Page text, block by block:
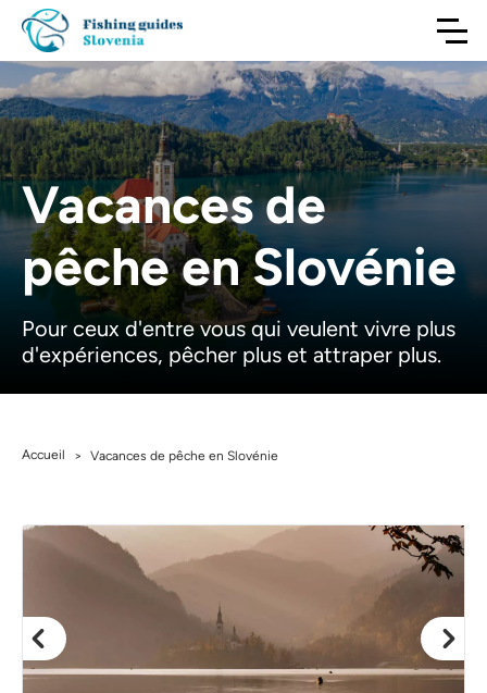
Vacances de
pêche en Slovénie
Pour ceux d'entre vous qui veulent vivre plus
d'expériences, pêcher plus et attraper plus.
Accueil > Vacances de pêche en Slovénie